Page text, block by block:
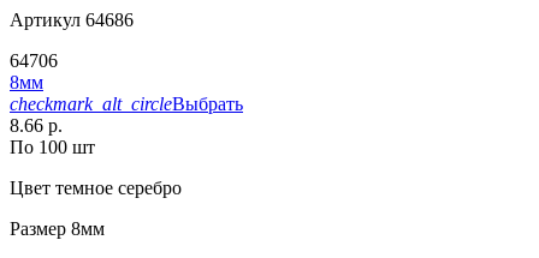
Артикул 64686
64706
8мм
checkmark_alt_circleВыбрать
8.66 р.
По 100 шт
Цвет темное серебро
Размер 8мм